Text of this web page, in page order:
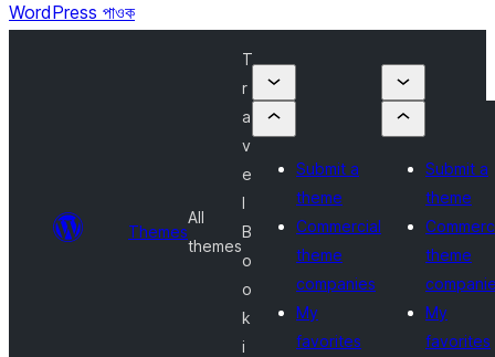
WordPress পাওক
Themes
All
themes
T
r
a
v
e
l
B
o
o
k
i
Submit a
theme
Commercial
theme
companies
My
favorites
Submit a
theme
theme
My
favorites